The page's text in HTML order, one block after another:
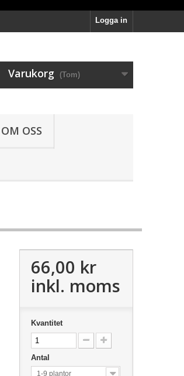
Logga in
Varukorg (Tom)
OM OSS
66,00 kr
inkl. moms
Kvantitet
Antal
1-9 plantor